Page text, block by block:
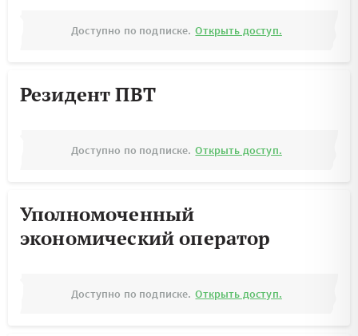
Доступно по подписке. Открыть доступ.
Резидент ПВТ
Доступно по подписке. Открыть доступ.
Уполномоченный
экономический оператор
Доступно по подписке. Открыть доступ.